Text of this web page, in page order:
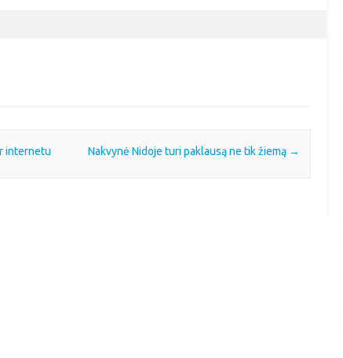
internetu Nakvynė Nidoje turi paklausą ne tik žiemą →